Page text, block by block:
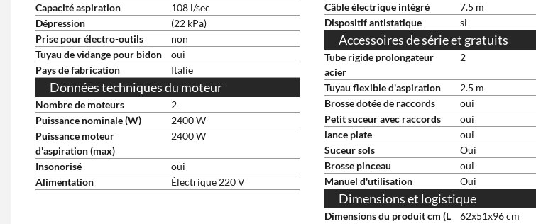
Capacité aspiration
108 l/sec
Dépression
(22 kPa)
Prise pour électro-outils
non
Tuyau de vidange pour bidon
oui
Pays de fabrication
Italie
Données techniques du moteur
Nombre de moteurs
2
Puissance nominale (W)
2400 W
Puissance moteur
d'aspiration (max)
2400 W
Insonorisé
oui
Alimentation
Électrique 220 V
Câble électrique intégré
7.5 m
Dispositif antistatique
si
Accessoires de série et gratuits
Tube rigide prolongateur
acier
2
Tuyau flexible d'aspiration
2.5 m
Brosse dotée de raccords
oui
Petit suceur avec raccords
oui
lance plate
oui
Suceur sols
Oui
Brosse pinceau
oui
Manuel d'utilisation
Oui
Dimensions et logistique
Dimensions du produit cm (L
62x51x96 cm